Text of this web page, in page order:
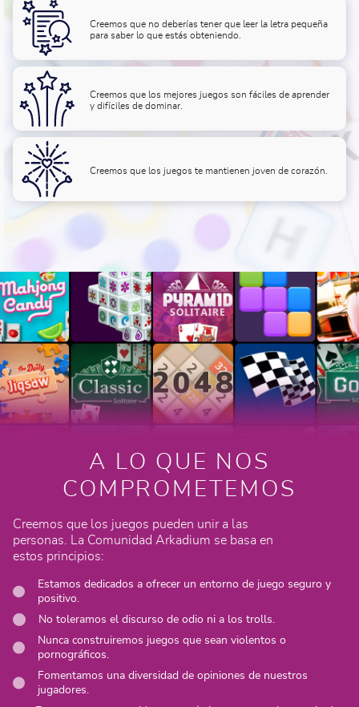
Creemos que no deberías tener que leer la letra pequeña
para saber lo que estás obteniendo.
Creemos que los mejores juegos son fáciles de aprender
y difíciles de dominar.
Creemos que los juegos te mantienen joven de corazón.
A LO QUE NOS
COMPROMETEMOS
Creemos que los juegos pueden unir a las
personas. La Comunidad Arkadium se basa en
estos principios:
Estamos dedicados a ofrecer un entorno de juego seguro y
positivo.
No toleramos el discurso de odio ni a los trolls.
Nunca construiremos juegos que sean violentos o
pornográficos.
Fomentamos una diversidad de opiniones de nuestros
jugadores.